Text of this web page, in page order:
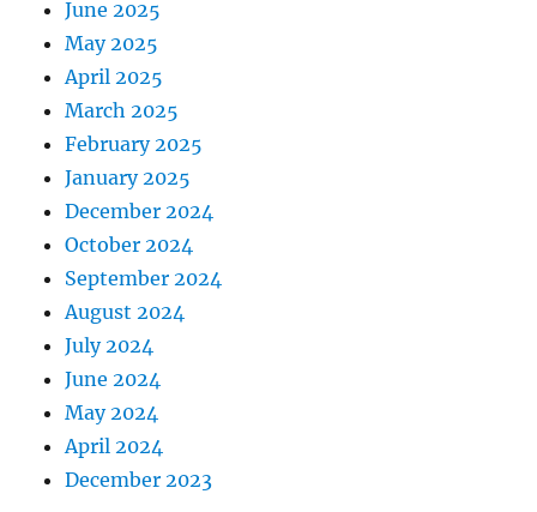
June 2025
May 2025
April 2025
March 2025
February 2025
January 2025
December 2024
October 2024
September 2024
August 2024
July 2024
June 2024
May 2024
April 2024
December 2023